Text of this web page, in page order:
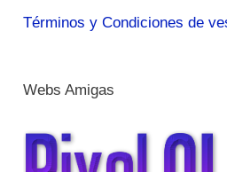
Términos y Condiciones de
Webs Amigas